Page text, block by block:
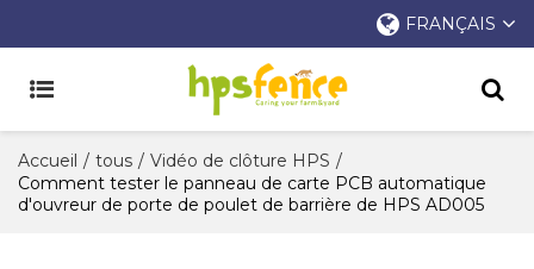
FRANÇAIS
Accueil / tous / Vidéo de clôture HPS /
Comment tester le panneau de carte PCB automatique
d'ouvreur de porte de poulet de barrière de HPS AD005